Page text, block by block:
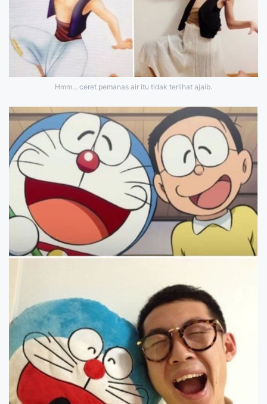
Hmm... ceret pemanas air itu tidak terlihat ajaib.